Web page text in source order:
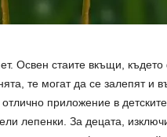
Освен стаите вкъщи, където
те могат да се залепят и
приложение в
лепенки. За децата,